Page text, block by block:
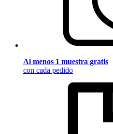
Al menos 1 muestra gratis
con cada pedido